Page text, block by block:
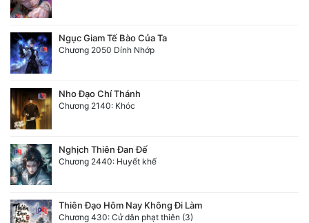
Ngục Giam Tế Bào Của Ta
Chương 2050 Dính Nhớp
Nho Đạo Chí Thánh
Chương 2140: Khóc
Nghịch Thiên Đan Đế
Chương 2440: Huyết khế
Thiên Đạo Hôm Nay Không Đi Làm
Chương 430: Cử dân phạt thiên (3)